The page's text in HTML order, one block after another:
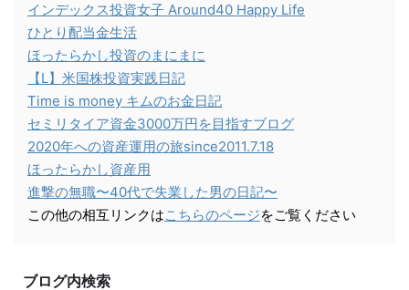
インデックス投資女子 Around40 Happy Life
ひとり配当金生活
ほったらかし投資のまにまに
【L】米国株投資実践日記
Time is money キムのお金日記
セミリタイア資金3000万円を目指すブログ
2020年への資産運用の旅since2011.7.18
ほったらかし資産用
進撃の無職〜40代で失業した男の日記〜
この他の相互リンクはこちらのページをご覧ください
ブログ内検索